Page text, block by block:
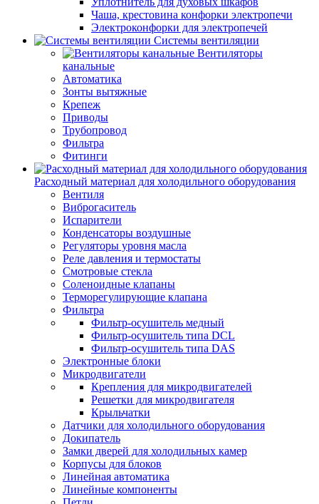
Чаша, крестовина конфорки электропечи
Электроконфорки для электропечей
Системы вентиляции
Вентиляторы
канальные
Автоматика
Зонты вытяжные
Крепеж
Приводы
Трубопровод
Фильтра
Фитинги
Расходный материал для холодильного оборудования
Вентиля
Виброгаситель
Испарители
Конденсаторы воздушные
Регуляторы уровня масла
Реле давления и термостаты
Смотровые стекла
Соленоидные клапаны
Терморегулирующие клапана
Фильтра
Фильтр-осушитель медный
Фильтр-осушитель типа DCL
Фильтр-осушитель типа DAS
Электронные блоки
Микродвигатели
Крепления для микродвигателей
Решетки для микродвигателя
Крыльчатки
Датчики для холодильного оборудования
Докипатель
Замки дверей для холодильных камер
Корпусы для блоков
Линейная автоматика
Линейные компоненты